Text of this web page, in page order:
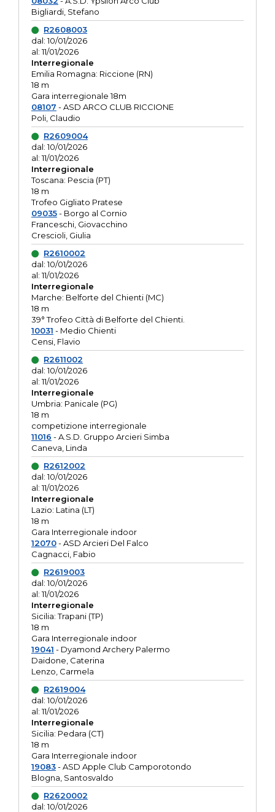
Bigliardi, Stefano
R2608003
dal: 10/01/2026
al: 11/01/2026
Interregionale
Emilia Romagna: Riccione (RN)
18 m
Gara interregionale 18m
08107 - ASD ARCO CLUB RICCIONE
Poli, Claudio
R2609004
dal: 10/01/2026
al: 11/01/2026
Interregionale
Toscana: Pescia (PT)
18 m
Trofeo Gigliato Pratese
09035- Borgo al Cornio
Franceschi, Giovacchino
Crescioli, Giulia
R2610002
dal: 10/01/2026
al: 11/01/2026
Interregionale
Marche: Belforte del Chienti (MC)
18 m
39° Trofeo Città di Belforte del Chienti.
10031 - Medio Chienti
Censi, Flavio
R2611002
dal: 10/01/2026
al: 11/01/2026
Interregionale
Umbria: Panicale (PG)
18 m
competizione interregionale
11016 - A.S.D. Gruppo Arcieri Simba
Caneva, Linda
R2612002
dal: 10/01/2026
al: 11/01/2026
Interregionale
Lazio: Latina (LT)
18 m
Gara Interregionale indoor
12070- ASD Arcieri Del Falco
Cagnacci, Fabio
R2619003
dal: 10/01/2026
al: 11/01/2026
Interregionale
Sicilia: Trapani (TP)
18 m
Gara Interregionale indoor
19041 - Dyamond Archery Palermo
Daidone, Caterina
Lenzo, Carmela
R2619004
dal: 10/01/2026
al: 11/01/2026
Interregionale
Sicilia: Pedara (CT)
18 m
Gara Interregionale indoor
19083- ASD Apple Club Camporotondo
Blogna, Santosvaldo
R2620002
dal: 10/01/2026